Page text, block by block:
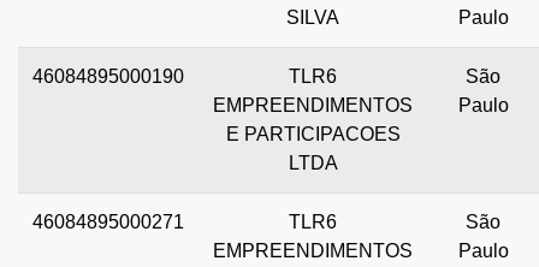
SILVA
Paulo
46084895000190
TLR6
EMPREENDIMENTOS
E PARTICIPACOES
LTDA
São
Paulo
46084895000271
TLR6
EMPREENDIMENTOS
São
Paulo